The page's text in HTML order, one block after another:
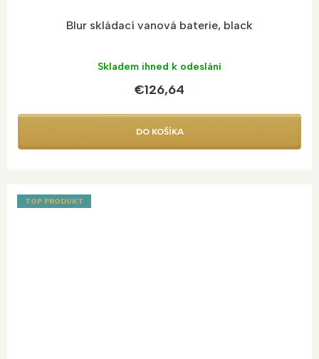
Blur skládací vanová baterie, black
Skladem ihned k odeslání
€126,64
DO KOŠÍKA
TOP PRODUKT